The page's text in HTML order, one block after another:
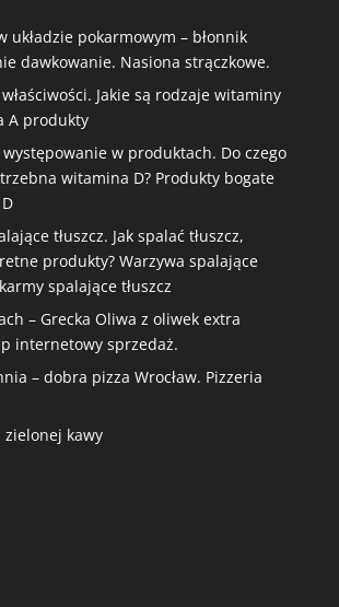
układzie pokarmowym – błonnik
dawkowanie. Nasiona strączkowe.
Jakie są rodzaje witaminy
A produkty
w produktach. Do czego
witamina D? Produkty bogate
tłuszcz. Jak spalać tłuszcz,
produkty? Warzywa spalające
spalające tłuszcz
– Grecka Oliwa z oliwek extra
internetowy sprzedaż.
– dobra pizza Wrocław. Pizzeria
zielonej kawy